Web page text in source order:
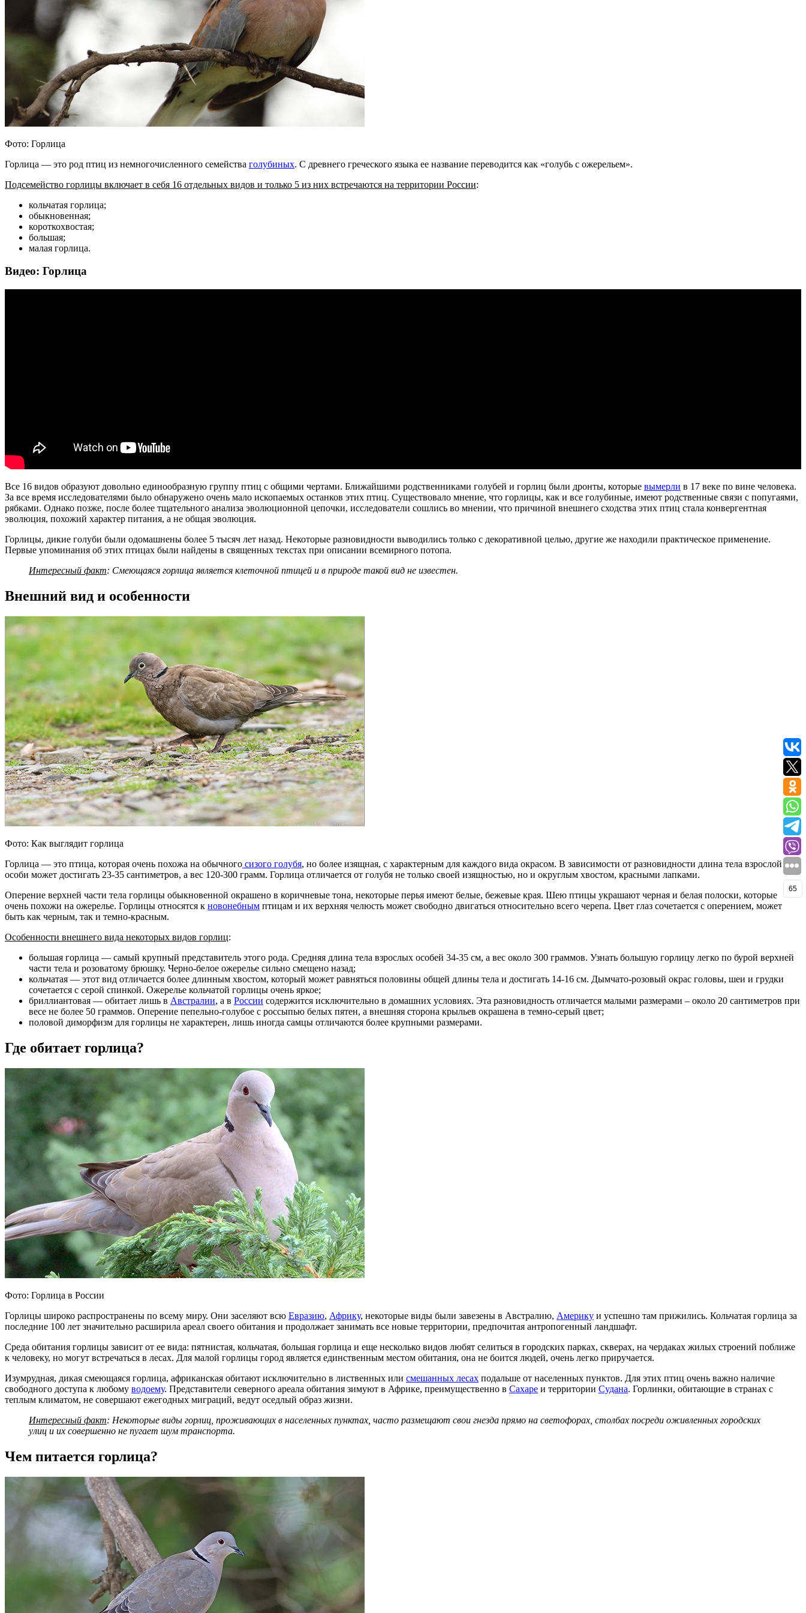
Фото: Горлица
Горлица — это род птиц из немногочисленного семейства голубиных. С древнего греческого языка ее название переводится как «голубь с ожерельем».
Подсемейство горлицы включает в себя 16 отдельных видов и только 5 из них встречаются на территории России:
кольчатая горлица;
обыкновенная;
короткохвостая;
большая;
малая горлица.
Видео: Горлица
Все 16 видов образуют довольно единообразную группу птиц с общими чертами. Ближайшими родственниками голубей и горлиц были дронты, которые вымерли в 17 веке по вине человека.
За все время исследователями было обнаружено очень мало ископаемых останков этих птиц. Существовало мнение, что горлицы, как и все голубиные, имеют родственные связи с попугаями,
рябками. Однако позже, после более тщательного анализа эволюционной цепочки, исследователи сошлись во мнении, что причиной внешнего сходства этих птиц стала конвергентная
эволюция, похожий характер питания, а не общая эволюция.
Горлицы, дикие голуби были одомашнены более 5 тысяч лет назад. Некоторые разновидности выводились только с декоративной целью, другие же находили практическое применение.
Первые упоминания об этих птицах были найдены в священных текстах при описании всемирного потопа.
Интересный факт: Смеющаяся горлица является клеточной птицей и в природе такой вид не известен.
Внешний вид и особенности
Фото: Как выглядит горлица
Горлица — это птица, которая очень похожа на обычного сизого голубя, но более изящная, с характерным для каждого вида окрасом. В зависимости от разновидности длина тела взрослой
особи может достигать 23-35 сантиметров, а вес 120-300 грамм. Горлица отличается от голубя не только своей изящностью, но и округлым хвостом, красными лапками.
Оперение верхней части тела горлицы обыкновенной окрашено в коричневые тона, некоторые перья имеют белые, бежевые края. Шею птицы украшают черная и белая полоски, которые
очень похожи на ожерелье. Горлицы относятся к новонебным птицам и их верхняя челюсть может свободно двигаться относительно всего черепа. Цвет глаз сочетается с оперением, может
быть как черным, так и темно-красным.
Особенности внешнего вида некоторых видов горлиц:
большая горлица — самый крупный представитель этого рода. Средняя длина тела взрослых особей 34-35 см, а вес около 300 граммов. Узнать большую горлицу легко по бурой верхней
части тела и розоватому брюшку. Черно-белое ожерелье сильно смещено назад;
кольчатая — этот вид отличается более длинным хвостом, который может равняться половины общей длины тела и достигать 14-16 см. Дымчато-розовый окрас головы, шеи и грудки
сочетается с серой спинкой. Ожерелье кольчатой горлицы очень яркое;
бриллиантовая — обитает лишь в Австралии, а в России содержится исключительно в домашних условиях. Эта разновидность отличается малыми размерами – около 20 сантиметров при
весе не более 50 граммов. Оперение пепельно-голубое с россыпью белых пятен, а внешняя сторона крыльев окрашена в темно-серый цвет;
половой диморфизм для горлицы не характерен, лишь иногда самцы отличаются более крупными размерами.
Где обитает горлица?
Фото: Горлица в России
Горлицы широко распространены по всему миру. Они заселяют всю Евразию, Африку, некоторые виды были завезены в Австралию, Америку и успешно там прижились. Кольчатая горлица за
последние 100 лет значительно расширила ареал своего обитания и продолжает занимать все новые территории, предпочитая антропогенный ландшафт.
Среда обитания горлицы зависит от ее вида: пятнистая, кольчатая, большая горлица и еще несколько видов любят селиться в городских парках, скверах, на чердаках жилых строений поближе
к человеку, но могут встречаться в лесах. Для малой горлицы город является единственным местом обитания, она не боится людей, очень легко приручается.
Изумрудная, дикая смеющаяся горлица, африканская обитают исключительно в лиственных или смешанных лесах подальше от населенных пунктов. Для этих птиц очень важно наличие
свободного доступа к любому водоему. Представители северного ареала обитания зимуют в Африке, преимущественно в Сахаре и территории Судана. Горлинки, обитающие в странах с
теплым климатом, не совершают ежегодных миграций, ведут оседлый образ жизни.
Интересный факт: Некоторые виды горлиц, проживающих в населенных пунктах, часто размещают свои гнезда прямо на светофорах, столбах посреди оживленных городских
улиц и их совершенно не пугает шум транспорта.
Чем питается горлица?
65